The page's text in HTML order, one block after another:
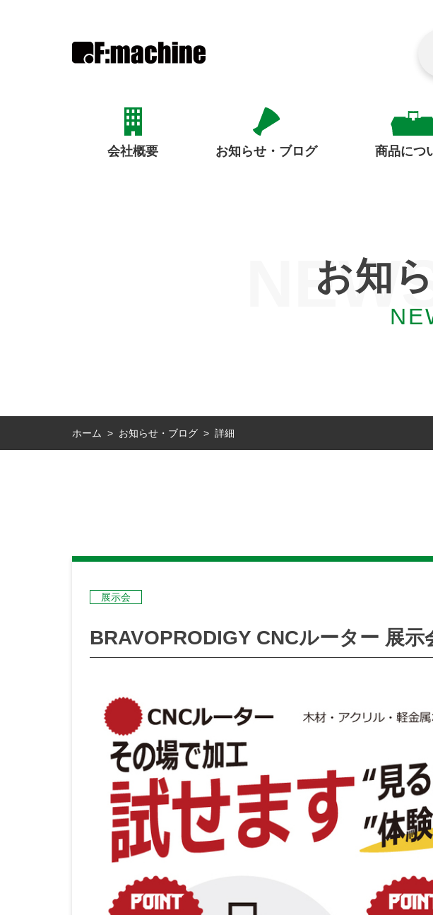
会社概要 お知らせ・ブログ 商品につ
お知
ホーム > お知らせ・ブログ > 詳細
展示会
BRAVOPRODIGY CNCルーター 展